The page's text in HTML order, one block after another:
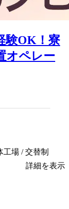
験OK！寮
オペレー
場 / 交替制
詳細を表示